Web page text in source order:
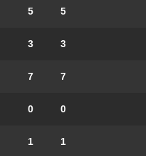
5
5
3
3
7
7
0
0
1
1